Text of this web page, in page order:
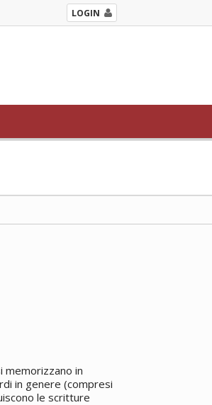
LOGIN
memorizzano in
in genere (compresi
le scritture